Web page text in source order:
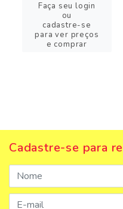
Faça seu login
ou
cadastre-se
para ver preços
e comprar
Cadastre-se para